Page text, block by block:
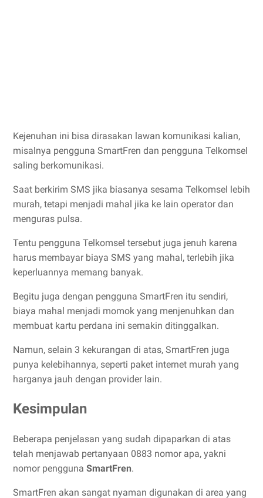
Kejenuhan ini bisa dirasakan lawan komunikasi kalian,
misalnya pengguna SmartFren dan pengguna Telkomsel
saling berkomunikasi.
Saat berkirim SMS jika biasanya sesama Telkomsel lebih
murah, tetapi menjadi mahal jika ke lain operator dan
menguras pulsa.
Tentu pengguna Telkomsel tersebut juga jenuh karena
harus membayar biaya SMS yang mahal, terlebih jika
keperluannya memang banyak.
Begitu juga dengan pengguna SmartFren itu sendiri,
biaya mahal menjadi momok yang menjenuhkan dan
membuat kartu perdana ini semakin ditinggalkan.
Namun, selain 3 kekurangan di atas, SmartFren juga
punya kelebihannya, seperti paket internet murah yang
harganya jauh dengan provider lain.
Kesimpulan
Beberapa penjelasan yang sudah dipaparkan di atas
telah menjawab pertanyaan 0883 nomor apa, yakni
nomor pengguna SmartFren.
SmartFren akan sangat nyaman digunakan di area yang